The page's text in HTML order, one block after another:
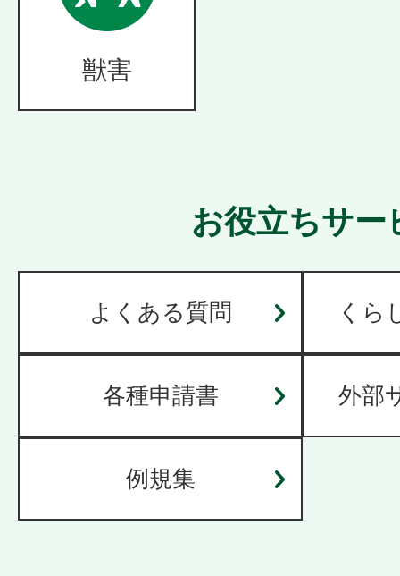
獣害
お役立ちサー
よくある質問 くら
各種申請書 外部
例規集